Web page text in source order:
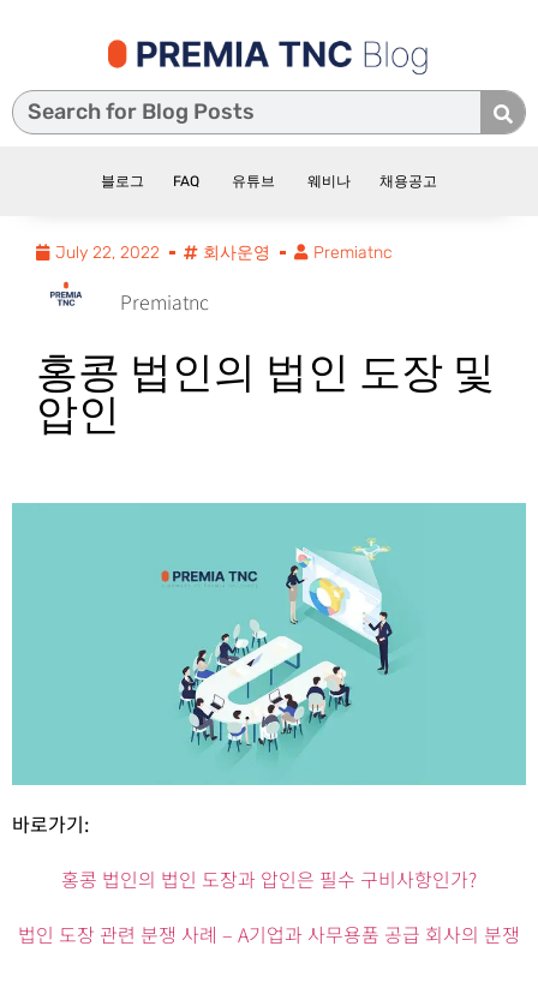
블로그 FAQ 유튜브 웨비나 채용공고
July 22, 2022 회사운영 Premiatnc
Premiatnc
홍콩 법인의 법인 도장 및
압인
바로가기:
홍콩 법인의 법인 도장과 압인은 필수 구비사항인가?
법인 도장 관련 분쟁 사례 – A기업과 사무용품 공급 회사의 분쟁